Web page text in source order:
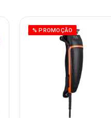
% PROMOÇÃO